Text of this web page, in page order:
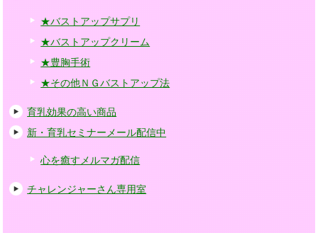
★バストアップサプリ
★バストアップクリーム
★豊胸手術
★その他ＮＧバストアップ法
育乳効果の高い商品
新・育乳セミナーメール配信中
心を癒すメルマガ配信
チャレンジャーさん専用室